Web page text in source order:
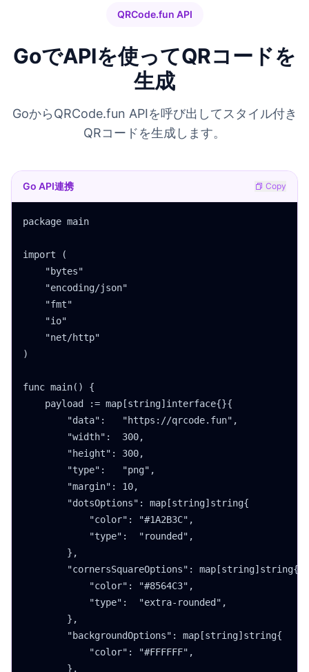
QRCode.fun API
GoでAPIを使ってQRコードを
生成
GoからQRCode.fun APIを呼び出してスタイル付き
QRコードを生成します。
Go API連携 Copy
package main
import (
    "bytes"
    "encoding/json"
    "fmt"
    "io"
    "net/http"
)
func main() {
    payload := map[string]interface{}{
        "data":   "https://qrcode.fun",
        "width":  300,
        "height": 300,
        "type":   "png",
        "margin": 10,
        "dotsOptions": map[string]string{
            "color": "#1A2B3C",
            "type":  "rounded",
        },
        "cornersSquareOptions": map[string]string{
            "color": "#8564C3",
            "type":  "extra-rounded",
        },
        "backgroundOptions": map[string]string{
            "color": "#FFFFFF",
        },